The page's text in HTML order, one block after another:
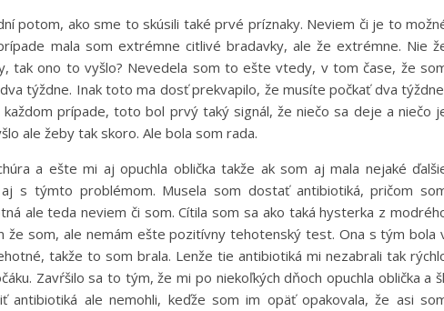
potom, ako sme to skúsili také prvé príznaky. Neviem či je to
mala som extrémne citlivé bradavky, ale že extrémne. Nie
tak ono to vyšlo? Nevedela som to ešte vtedy, v tom čase, že
týždne. Inak toto ma dosť prekvapilo, že musíte počkať dva
prípade, toto bol prvý taký signál, že niečo sa deje a niečo
ale žeby tak skoro. Ale bola som rada.
a ešte mi aj opuchla oblička takže ak som aj mala nejaké
s týmto problémom. Musela som dostať antibiotiká, pričom
ale teda neviem či som. Cítila som sa ako taká hysterka z
že som, ale nemám ešte pozitívny tehotenský test. Ona s tým bola
takže to som brala. Lenže tie antibiotiká mi nezabrali tak
Zavŕšilo sa to tým, že mi po niekoľkých dňoch opuchla oblička a
antibiotiká ale nemohli, keďže som im opäť opakovala, že asi